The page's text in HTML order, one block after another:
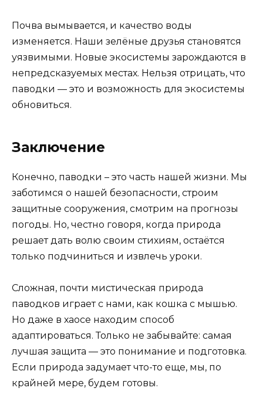
Почва вымывается, и качество воды
изменяется. Наши зелёные друзья становятся
уязвимыми. Новые экосистемы зарождаются в
непредсказуемых местах. Нельзя отрицать, что
паводки — это и возможность для экосистемы
обновиться.
Заключение
Конечно, паводки – это часть нашей жизни. Мы
заботимся о нашей безопасности, строим
защитные сооружения, смотрим на прогнозы
погоды. Но, честно говоря, когда природа
решает дать волю своим стихиям, остаётся
только подчиниться и извлечь уроки.
Сложная, почти мистическая природа
паводков играет с нами, как кошка с мышью.
Но даже в хаосе находим способ
адаптироваться. Только не забывайте: самая
лучшая защита — это понимание и подготовка.
Если природа задумает что-то еще, мы, по
крайней мере, будем готовы.